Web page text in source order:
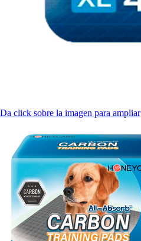
Da click sobre la imagen para ampliar